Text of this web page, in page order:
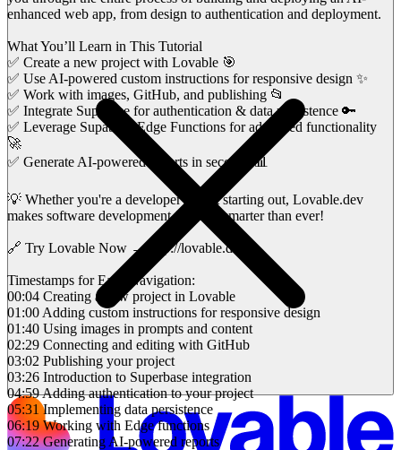
enhanced web app, from design to authentication and deployment.
What You’ll Learn in This Tutorial
✅ Create a new project with Lovable 🎯
✅ Use AI-powered custom instructions for responsive design ✨
✅ Work with images, GitHub, and publishing 📂
✅ Integrate Supabase for authentication & data persistence 🔑
✅ Leverage Supabase Edge Functions for advanced functionality
🚀
✅ Generate AI-powered reports in seconds 📊
💡 Whether you're a developer or just starting out, Lovable.dev
makes software development faster & smarter than ever!
🔗 Try Lovable Now → http://lovable.dev/
Timestamps for Easy Navigation:
00:04 Creating a new project in Lovable
01:00 Adding custom instructions for responsive design
01:40 Using images in prompts and content
02:29 Connecting and editing with GitHub
03:02 Publishing your project
03:26 Introduction to Superbase integration
04:59 Adding authentication to your project
05:31 Implementing data persistence
06:19 Working with Edge functions
07:22 Generating AI-powered reports